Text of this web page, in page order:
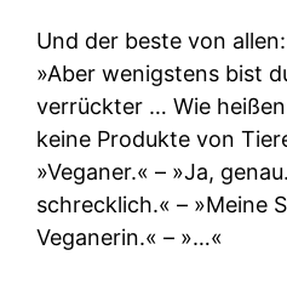
Und der beste von allen:
»Aber wenigstens bist
verrückter … Wie
keine Produkte von
»Veganer.« – »Ja,
schrecklich.« – »Meine
Veganerin.« – »…«